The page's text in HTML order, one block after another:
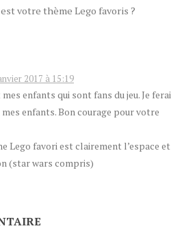
votre thème Lego favoris ?
2017 à 15:19
enfants qui sont fans du jeu. Je ferai
enfants. Bon courage pour votre
Lego favori est clairement l’espace et
(star wars compris)